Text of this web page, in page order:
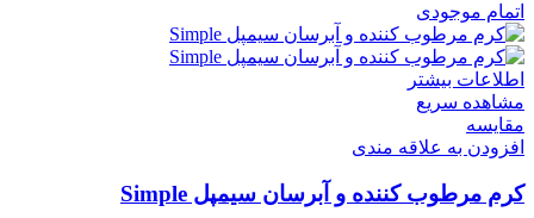
اتمام موجودی
اطلاعات بیشتر
مشاهده سریع
مقایسه
افزودن به علاقه مندی
کرم مرطوب کننده و آبرسان سیمپل Simple